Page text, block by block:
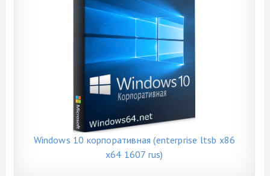
Windows 10 корпоративная (enterprise ltsb x86
x64 1607 rus)